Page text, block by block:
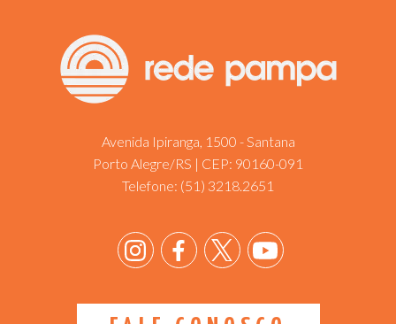
Avenida Ipiranga, 1500 - Santana
Porto Alegre/RS | CEP: 90160-091
Telefone: (51) 3218.2651